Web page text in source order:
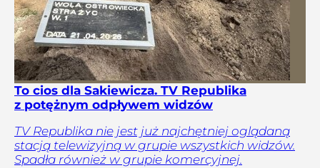
To cios dla Sakiewicza. TV Republika
z potężnym odpływem widzów
TV Republika nie jest już najchętniej oglądaną
stacją telewizyjną w grupie wszystkich widzów.
Spadła również w grupie komercyjnej.